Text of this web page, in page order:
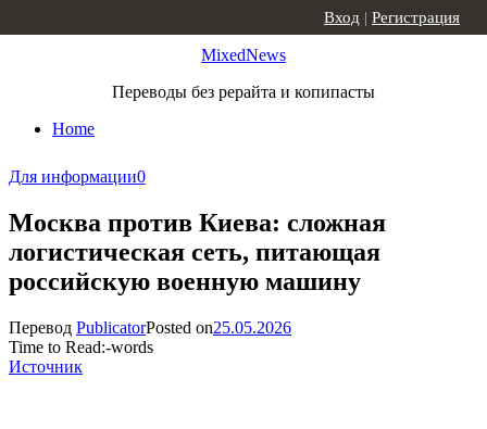
MixedNews
Переводы без рерайта и копипасты
Home
Вход | Регистрация
Для информации0
Москва против Киева: сложная
логистическая сеть, питающая
российскую военную машину
Перевод PublicatorPosted on25.05.2026
Time to Read:-words
Источник